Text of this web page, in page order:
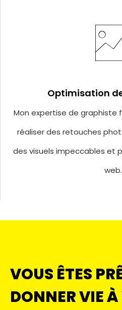
Optimisation
Mon expertise de
réaliser des retouches
des visuels impeccables et
web.
VOUS ÊTES
DONNER VIE À